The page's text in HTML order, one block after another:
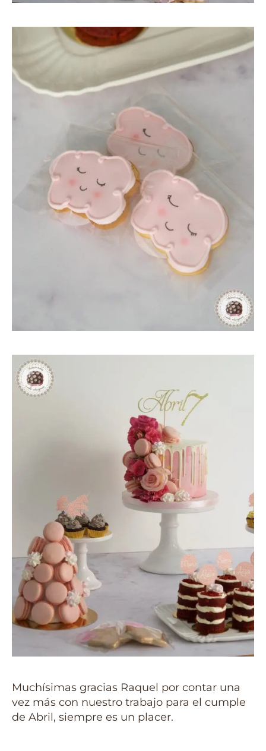
Muchísimas gracias Raquel por contar una
vez más con nuestro trabajo para el cumple
de Abril, siempre es un placer.